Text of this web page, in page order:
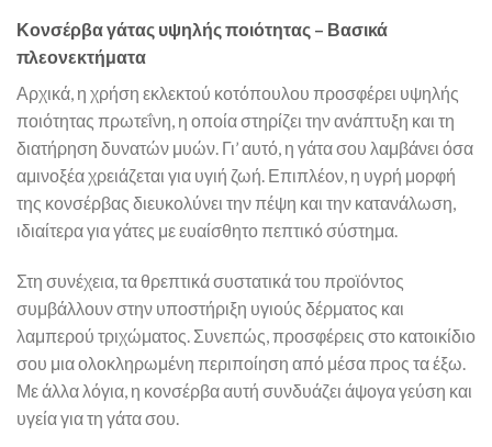
Κονσέρβα γάτας υψηλής ποιότητας – Βασικά
πλεονεκτήματα
Αρχικά, η χρήση εκλεκτού κοτόπουλου προσφέρει υψηλής
ποιότητας πρωτεΐνη, η οποία στηρίζει την ανάπτυξη και τη
διατήρηση δυνατών μυών. Γι’ αυτό, η γάτα σου λαμβάνει όσα
αμινοξέα χρειάζεται για υγιή ζωή. Επιπλέον, η υγρή μορφή
της κονσέρβας διευκολύνει την πέψη και την κατανάλωση,
ιδιαίτερα για γάτες με ευαίσθητο πεπτικό σύστημα.
Στη συνέχεια, τα θρεπτικά συστατικά του προϊόντος
συμβάλλουν στην υποστήριξη υγιούς δέρματος και
λαμπερού τριχώματος. Συνεπώς, προσφέρεις στο κατοικίδιο
σου μια ολοκληρωμένη περιποίηση από μέσα προς τα έξω.
Με άλλα λόγια, η κονσέρβα αυτή συνδυάζει άψογα γεύση και
υγεία για τη γάτα σου.